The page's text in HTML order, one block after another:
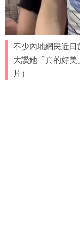
不少內地網民近日
大讚她「真的好美
片）